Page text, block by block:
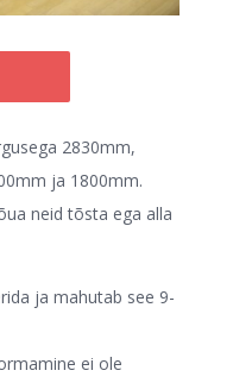
2830mm,
ja 1800mm.
neid tõsta ega alla
ja mahutab see 9-
ei ole